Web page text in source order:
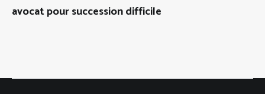
avocat pour succession difficile